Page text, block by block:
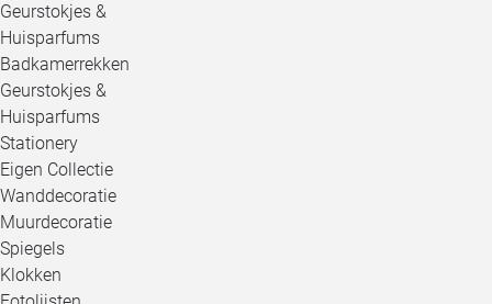
Geurstokjes &
Huisparfums
Badkamerrekken
Geurstokjes &
Huisparfums
Stationery
Eigen Collectie
Wanddecoratie
Muurdecoratie
Spiegels
Klokken